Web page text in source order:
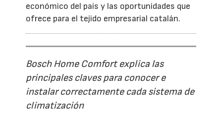
económico del país y las oportunidades que
ofrece para el tejido empresarial catalán.
Bosch Home Comfort explica las
principales claves para conocer e
instalar correctamente cada sistema de
climatización